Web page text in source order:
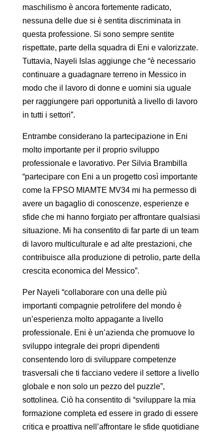
maschilismo è ancora fortemente radicato,
nessuna delle due si è sentita discriminata in
questa professione. Si sono sempre sentite
rispettate, parte della squadra di Eni e valorizzate.
Tuttavia, Nayeli Islas aggiunge che “è necessario
continuare a guadagnare terreno in Messico in
modo che il lavoro di donne e uomini sia uguale
per raggiungere pari opportunità a livello di lavoro
in tutti i settori”.
Entrambe considerano la partecipazione in Eni
molto importante per il proprio sviluppo
professionale e lavorativo. Per Silvia Brambilla
“partecipare con Eni a un progetto così importante
come la FPSO MIAMTE MV34 mi ha permesso di
avere un bagaglio di conoscenze, esperienze e
sfide che mi hanno forgiato per affrontare qualsiasi
situazione. Mi ha consentito di far parte di un team
di lavoro multiculturale e ad alte prestazioni, che
contribuisce alla produzione di petrolio, parte della
crescita economica del Messico”.
Per Nayeli “collaborare con una delle più
importanti compagnie petrolifere del mondo è
un’esperienza molto appagante a livello
professionale. Eni è un’azienda che promuove lo
sviluppo integrale dei propri dipendenti
consentendo loro di sviluppare competenze
trasversali che ti facciano vedere il settore a livello
globale e non solo un pezzo del puzzle”,
sottolinea. Ciò ha consentito di “sviluppare la mia
formazione completa ed essere in grado di essere
critica e proattiva nell’affrontare le sfide quotidiane